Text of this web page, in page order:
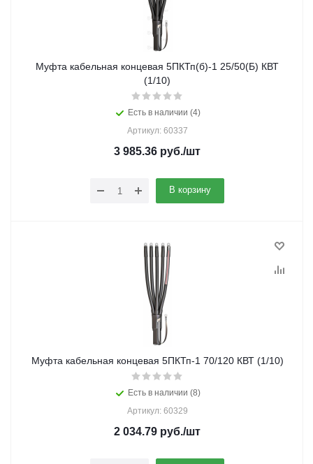
Муфта кабельная концевая 5ПКТп(б)-1 25/50(Б) КВТ
(1/10)
Есть в наличии (4)
Артикул: 60337
3 985.36 руб./шт
В корзину
Муфта кабельная концевая 5ПКТп-1 70/120 КВТ (1/10)
Есть в наличии (8)
Артикул: 60329
2 034.79 руб./шт